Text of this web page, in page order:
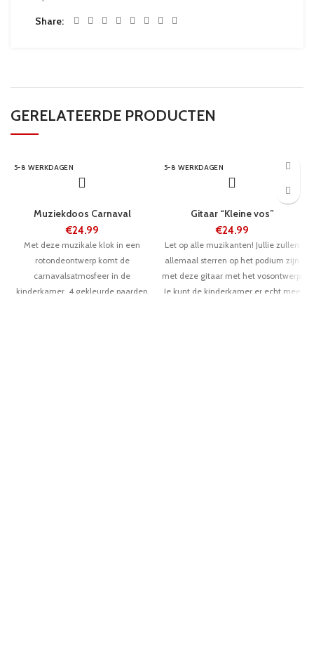
Share
GERELATEERDE PRODUCTEN
5-8 WERKDAGEN
Muziekdoos Carnaval
€24.99
Met deze muzikale klok in een
rotondeontwerp komt de
carnavalsatmosfeer in de
kinderkamer. 4 gekleurde paarden
5-8 WERKDAGEN
Gitaar “Kleine vos”
€24.99
Let op alle muzikanten! Jullie zullen
allemaal sterren op het podium zijn
met deze gitaar met het vosontwerp.
Je kunt de kinderkamer er echt mee